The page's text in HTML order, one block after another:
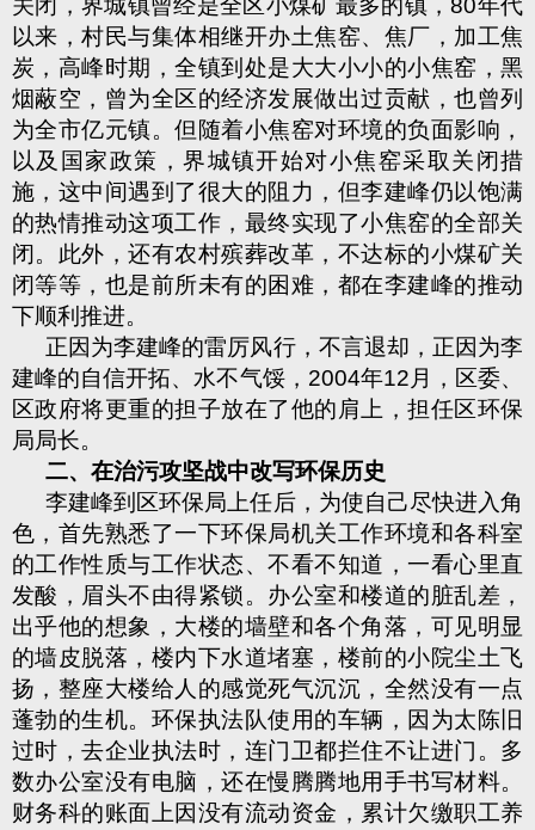
关闭，界城镇曾经是全区小煤矿最多的镇，80年代
以来，村民与集体相继开办土焦窑、焦厂，加工焦
炭，高峰时期，全镇到处是大大小小的小焦窑，黑
烟蔽空，曾为全区的经济发展做出过贡献，也曾列
为全市亿元镇。但随着小焦窑对环境的负面影响，
以及国家政策，界城镇开始对小焦窑采取关闭措
施，这中间遇到了很大的阻力，但李建峰仍以饱满
的热情推动这项工作，最终实现了小焦窑的全部关
闭。此外，还有农村殡葬改革，不达标的小煤矿关
闭等等，也是前所未有的困难，都在李建峰的推动
下顺利推进。
正因为李建峰的雷厉风行，不言退却，正因为李
建峰的自信开拓、水不气馁， 2004年12 月，区委、
区政府将更重的担子放在了他的肩上，担任区环保
局局长。
二、 在治污攻坚战中改写环保历史
李建峰到区环保局上任后，为使自己尽快进入角
色，首先熟悉了一下环保局机关工作环境和各科室
的工作性质与工作状态、不看不知道，一看心里直
发酸，眉头不由得紧锁。办公室和楼道的脏乱差，
出乎他的想象，大楼的墙壁和各个角落，可见明显
的墙皮脱落，楼内下水道堵塞，楼前的小院尘土飞
扬，整座大楼给人的感觉死气沉沉，全然没有一点
蓬勃的生机。环保执法队使用的车辆，因为太陈旧
过时，去企业执法时，连门卫都拦住不让进门。多
数办公室没有电脑，还在慢腾腾地用手书写材料。
财务科的账面上因没有流动资金，累计欠缴职工养